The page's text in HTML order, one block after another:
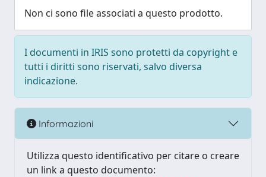
Non ci sono file associati a questo prodotto.
I documenti in IRIS sono protetti da copyright e
tutti i diritti sono riservati, salvo diversa
indicazione.
Informazioni
Utilizza questo identificativo per citare o creare
un link a questo documento: